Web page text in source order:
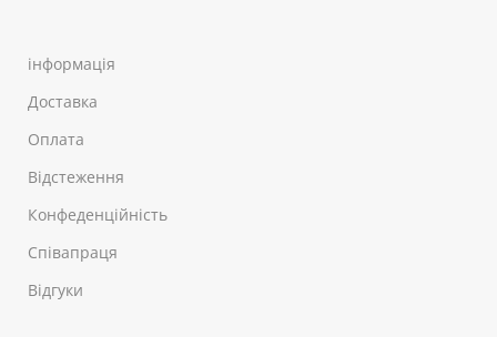
інформація
Доставка
Оплата
Відстеження
Конфеденційність
Співапраця
Відгуки